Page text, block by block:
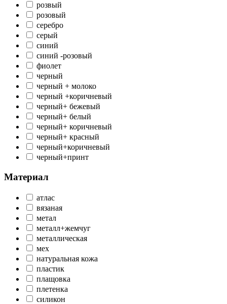
розвый
розовый
серебро
серый
синий
синий -розовый
фиолет
черный
черный + молоко
черный +коричневый
черный+ бежевый
черный+ белый
черный+ коричневый
черный+ красный
черный+коричневый
черный+принт
Материал
атлас
вязаная
метал
металл+жемчуг
металлическая
мех
натуральная кожа
пластик
плащовка
плетенка
силикон